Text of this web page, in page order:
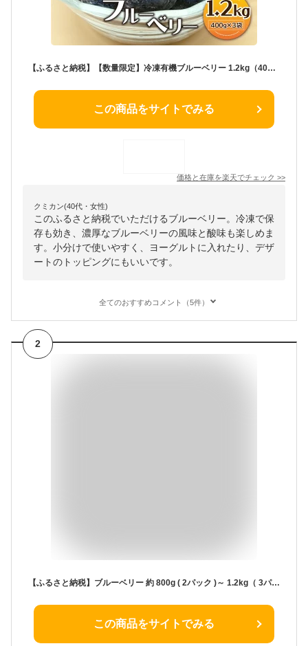
【ふるさと納税】【数量限定】冷凍有機ブルーベリー 1.2kg（400g×3袋）
この商品をサイトでみる
価格と在庫を楽天でチェック >>
クミカン(40代・女性)
このふるさと納税でいただけるブルーベリー。冷凍で保
存も効き、濃厚なブルーベリーの風味と酸味も楽しめま
す。小分けで使いやすく、ヨーグルトに入れたり、デザ
ートのトッピングにもいいです。
全てのおすすめコメント（5件）
2
【ふるさと納税】ブルーベリー 約 800g ( 2パック )～ 1.2kg（ 3パック ） 【2024年6月から発送開始】 国産 茨城県産 ベリー フルーツ 果物 くだもの 自家製栽培
この商品をサイトでみる